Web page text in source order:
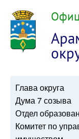
Глава округа
Дума 7 созыва
Отдел
Комитет по